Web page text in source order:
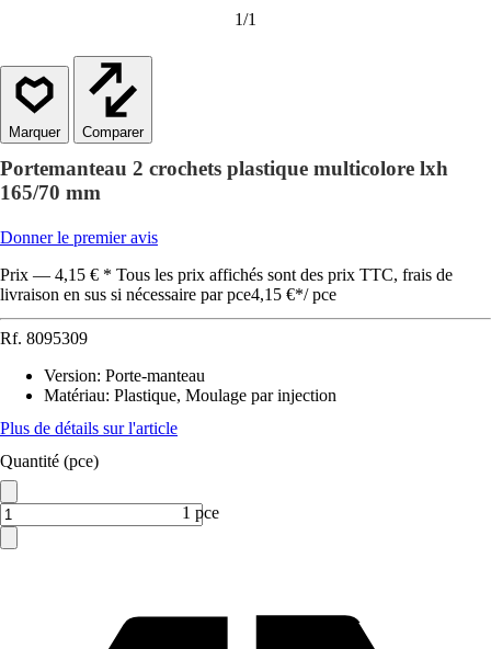
1/1
Comparer
Portemanteau 2 crochets plastique multicolore lxh
165/70 mm
Donner le premier avis
Prix — 4,15 € * Tous les prix affichés sont des prix TTC, frais de
livraison en sus si nécessaire par pce4,15 €*/ pce
Rf. 8095309
Version: Porte-manteau
Matériau: Plastique, Moulage par injection
Plus de détails sur l'article
Quantité (pce)
1 pce